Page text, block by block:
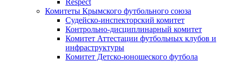
Respect
Комитеты Крымского футбольного союза
Судейско-инспекторский комитет
Контрольно-дисциплинарный комитет
Комитет Аттестации футбольных клубов и
инфраструктуры
Комитет Детско-юношеского футбола